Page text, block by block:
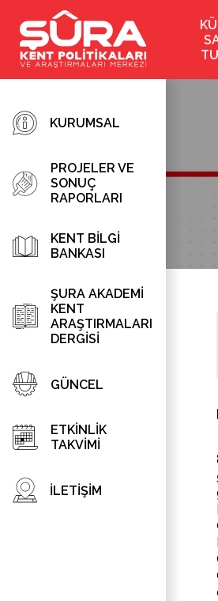
KURUMSAL
PROJELER VE
SONUÇ
RAPORLARI
KENT BİLGİ
BANKASI
ŞURA AKADEMİ
KENT
ARAŞTIRMALARI
DERGİSİ
GÜNCEL
ETKİNLİK
TAKVİMİ
İLETİŞİM